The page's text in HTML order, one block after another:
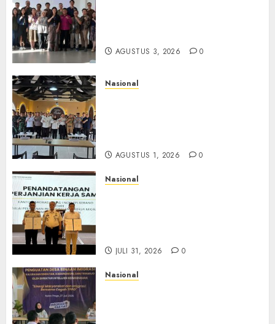
AGUSTUS 3, 2026 0
Nasional
AGUSTUS 1, 2026 0
Nasional
JULI 31, 2026 0
Nasional